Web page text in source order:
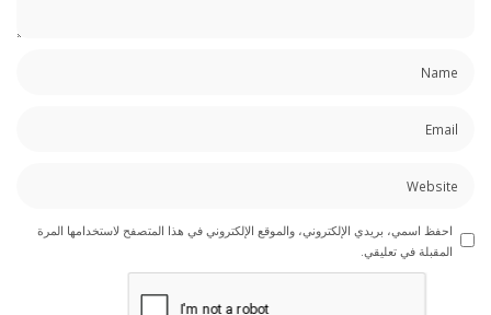
احفظ اسمي، بريدي الإلكتروني، والموقع الإلكتروني في هذا المتصفح لاستخدامها المرة
المقبلة في تعليقي.